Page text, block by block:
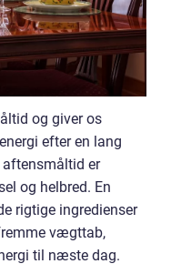
og giver os
efter en lang
er
og helbred. En
rigtige ingredienser
vægttab,
til næste dag.